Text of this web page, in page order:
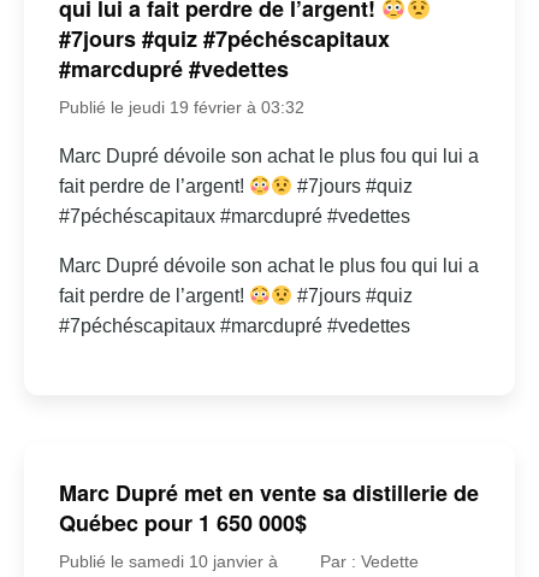
qui lui a fait perdre de l’argent!
#7jours #quiz #7péchéscapitaux
#marcdupré #vedettes
Publié le jeudi 19 février à 03:32
Marc Dupré dévoile son achat le plus fou qui lui a
fait perdre de l’argent!
#7jours #quiz
#7péchéscapitaux #marcdupré #vedettes
Marc Dupré dévoile son achat le plus fou qui lui a
fait perdre de l’argent!
#7jours #quiz
#7péchéscapitaux #marcdupré #vedettes
Marc Dupré met en vente sa distillerie de
Québec pour 1 650 000$
Publié le samedi 10 janvier à
Par : Vedette